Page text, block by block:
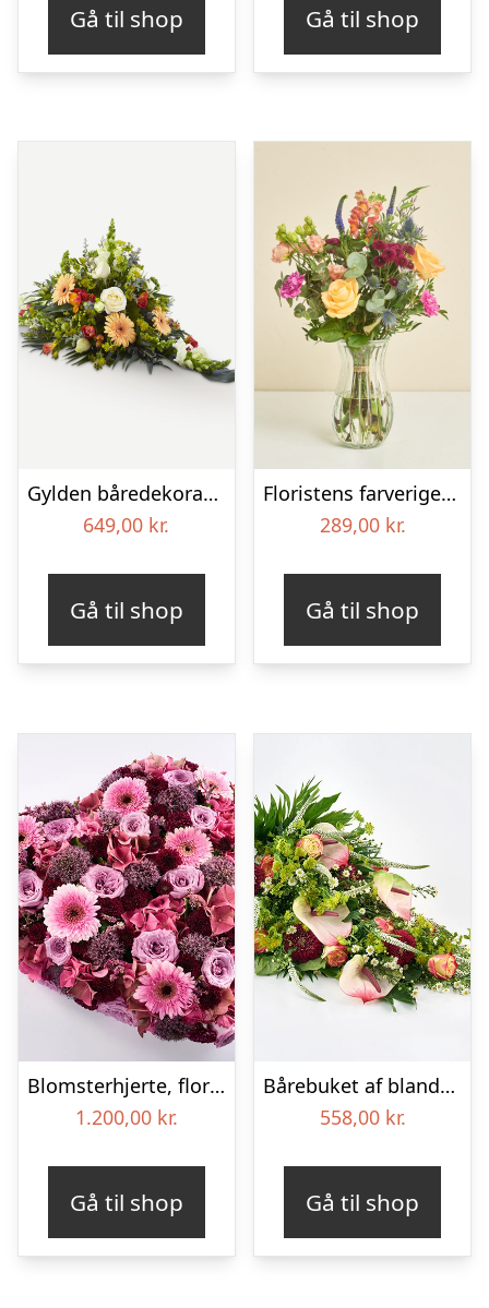
Gå til shop Gå til shop
Gylden båredekoration
649,00 kr.
Gå til shop
Floristens farverige kondolencebuket
289,00 kr.
Gå til shop
Blomsterhjerte, floristens valg – Blomster til begravelse
1.200,00 kr.
Gå til shop
Bårebuket af blandede blomster – Blomster til begravelse
558,00 kr.
Gå til shop